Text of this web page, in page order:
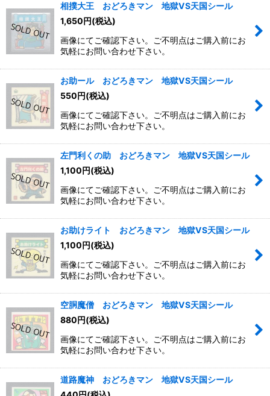
相撲大王 おどろきマン 地獄VS天国シール
1,650円(税込)
画像にてご確認下さい。ご不明点はご購入前にお
気軽にお問い合わせ下さい。
お助ール おどろきマン 地獄VS天国シール
550円(税込)
画像にてご確認下さい。ご不明点はご購入前にお
気軽にお問い合わせ下さい。
左門利くの助 おどろきマン 地獄VS天国シール
1,100円(税込)
画像にてご確認下さい。ご不明点はご購入前にお
気軽にお問い合わせ下さい。
お助けライト おどろきマン 地獄VS天国シール
1,100円(税込)
画像にてご確認下さい。ご不明点はご購入前にお
気軽にお問い合わせ下さい。
空胴魔僧 おどろきマン 地獄VS天国シール
880円(税込)
画像にてご確認下さい。ご不明点はご購入前にお
気軽にお問い合わせ下さい。
道路魔神 おどろきマン 地獄VS天国シール